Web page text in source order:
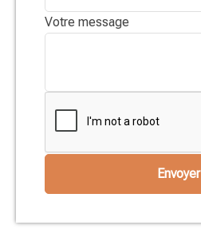
Votre message
Envoyer